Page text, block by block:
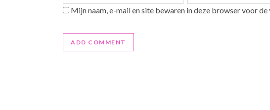
Mijn naam, e-mail en site bewaren in deze browser voor